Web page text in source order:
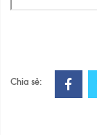
Chia sẻ: